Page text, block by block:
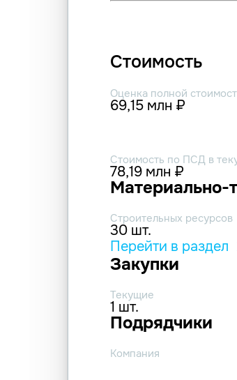
Стоимость
Оценка полной
69,15 млн ₽
Стоимость по ПСД в
78,19 млн ₽
Материально-
Строительных ресурсов
30 шт.
Перейти в раздел
Закупки
Текущие
1 шт.
Подрядчики
Компания